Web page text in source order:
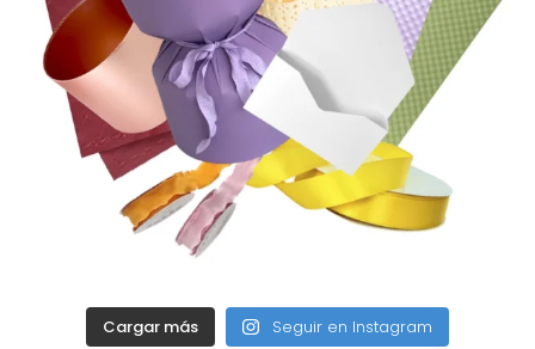
Cargar más Seguir en Instagram